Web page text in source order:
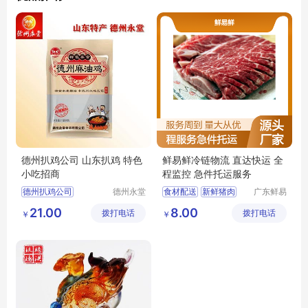
德州扒鸡公司 山东扒鸡 特色
小吃招商
德州扒鸡公司
山东德州扒鸡
德州永堂
公司
￥ 21.00 拨打电话
鲜易鲜冷链物流 直达快运 全
程监控 急件托运服务
食材配送 新鲜猪肉
广东鲜易
管理有限
￥ 8.00 拨打电话